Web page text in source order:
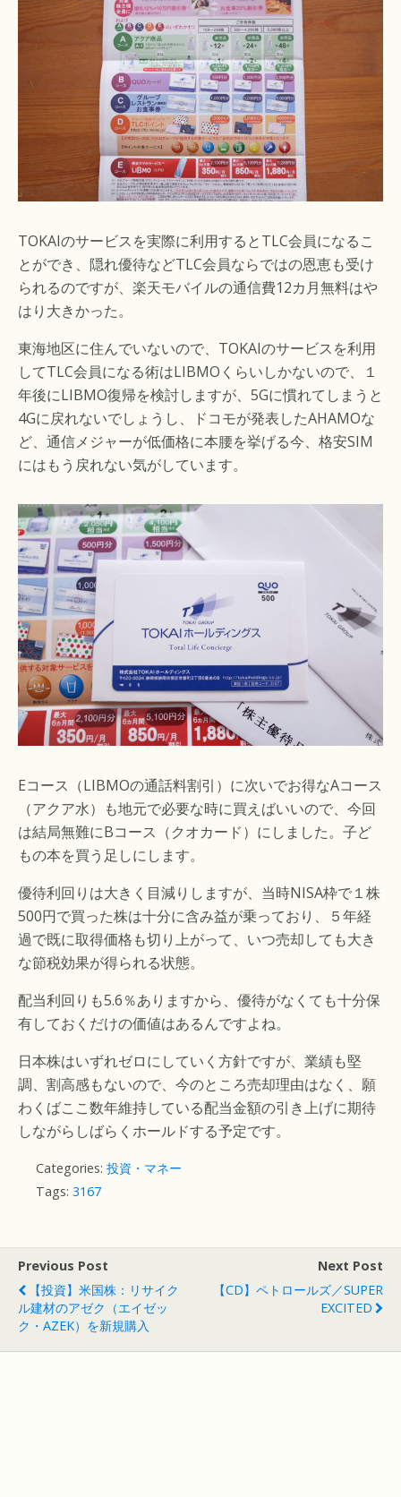
TOKAIのサービスを実際に利用するとTLC会員になるこ
とができ、隠れ優待などTLC会員ならではの恩恵も受け
られるのですが、楽天モバイルの通信費12カ月無料はや
はり大きかった。
東海地区に住んでいないので、TOKAIのサービスを利用
してTLC会員になる術はLIBMOくらいしかないので、１
年後にLIBMO復帰を検討しますが、5Gに慣れてしまうと
4Gに戻れないでしょうし、ドコモが発表したAHAMOな
ど、通信メジャーが低価格に本腰を挙げる今、格安SIM
にはもう戻れない気がしています。
Eコース（LIBMOの通話料割引）に次いでお得なAコース
（アクア水）も地元で必要な時に買えばいいので、今回
は結局無難にBコース（クオカード）にしました。子ど
もの本を買う足しにします。
優待利回りは大きく目減りしますが、当時NISA枠で１株
500円で買った株は十分に含み益が乗っており、５年経
過で既に取得価格も切り上がって、いつ売却しても大き
な節税効果が得られる状態。
配当利回りも5.6％ありますから、優待がなくても十分保
有しておくだけの価値はあるんですよね。
日本株はいずれゼロにしていく方針ですが、業績も堅
調、割高感もないので、今のところ売却理由はなく、願
わくばここ数年維持している配当金額の引き上げに期待
しながらしばらくホールドする予定です。
Categories: 投資・マネー
Tags: 3167
Previous Post
【投資】米国株：リサイク
ル建材のアゼク（エイゼッ
ク・AZEK）を新規購入
Next Post
【CD】ペトロールズ／SUPER
EXCITED